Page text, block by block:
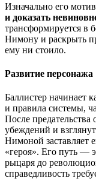
Изначально его
и доказать
трансформируется в
Нимону и раскрыть
ему ни стоило.
Развитие персонажа
Баллистер начинает
и правила системы,
После предательства
убеждений и
Нимоной заставляет
«героя». Его путь —
рыцаря до
справедливость